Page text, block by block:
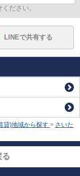
ださい。
LINEで共有する
貸)地域から探す > さいた
る